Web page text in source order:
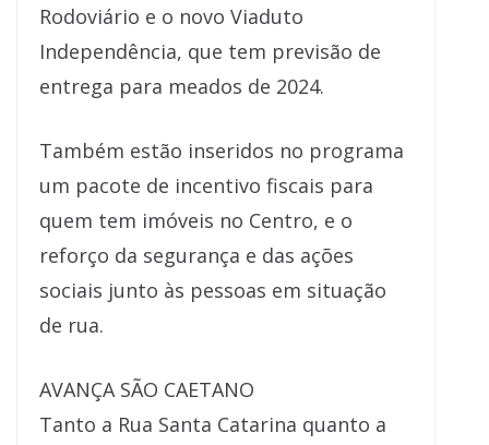
Rodoviário e o novo Viaduto
Independência, que tem previsão de
entrega para meados de 2024.
Também estão inseridos no programa
um pacote de incentivo fiscais para
quem tem imóveis no Centro, e o
reforço da segurança e das ações
sociais junto às pessoas em situação
de rua.
AVANÇA SÃO CAETANO
Tanto a Rua Santa Catarina quanto a